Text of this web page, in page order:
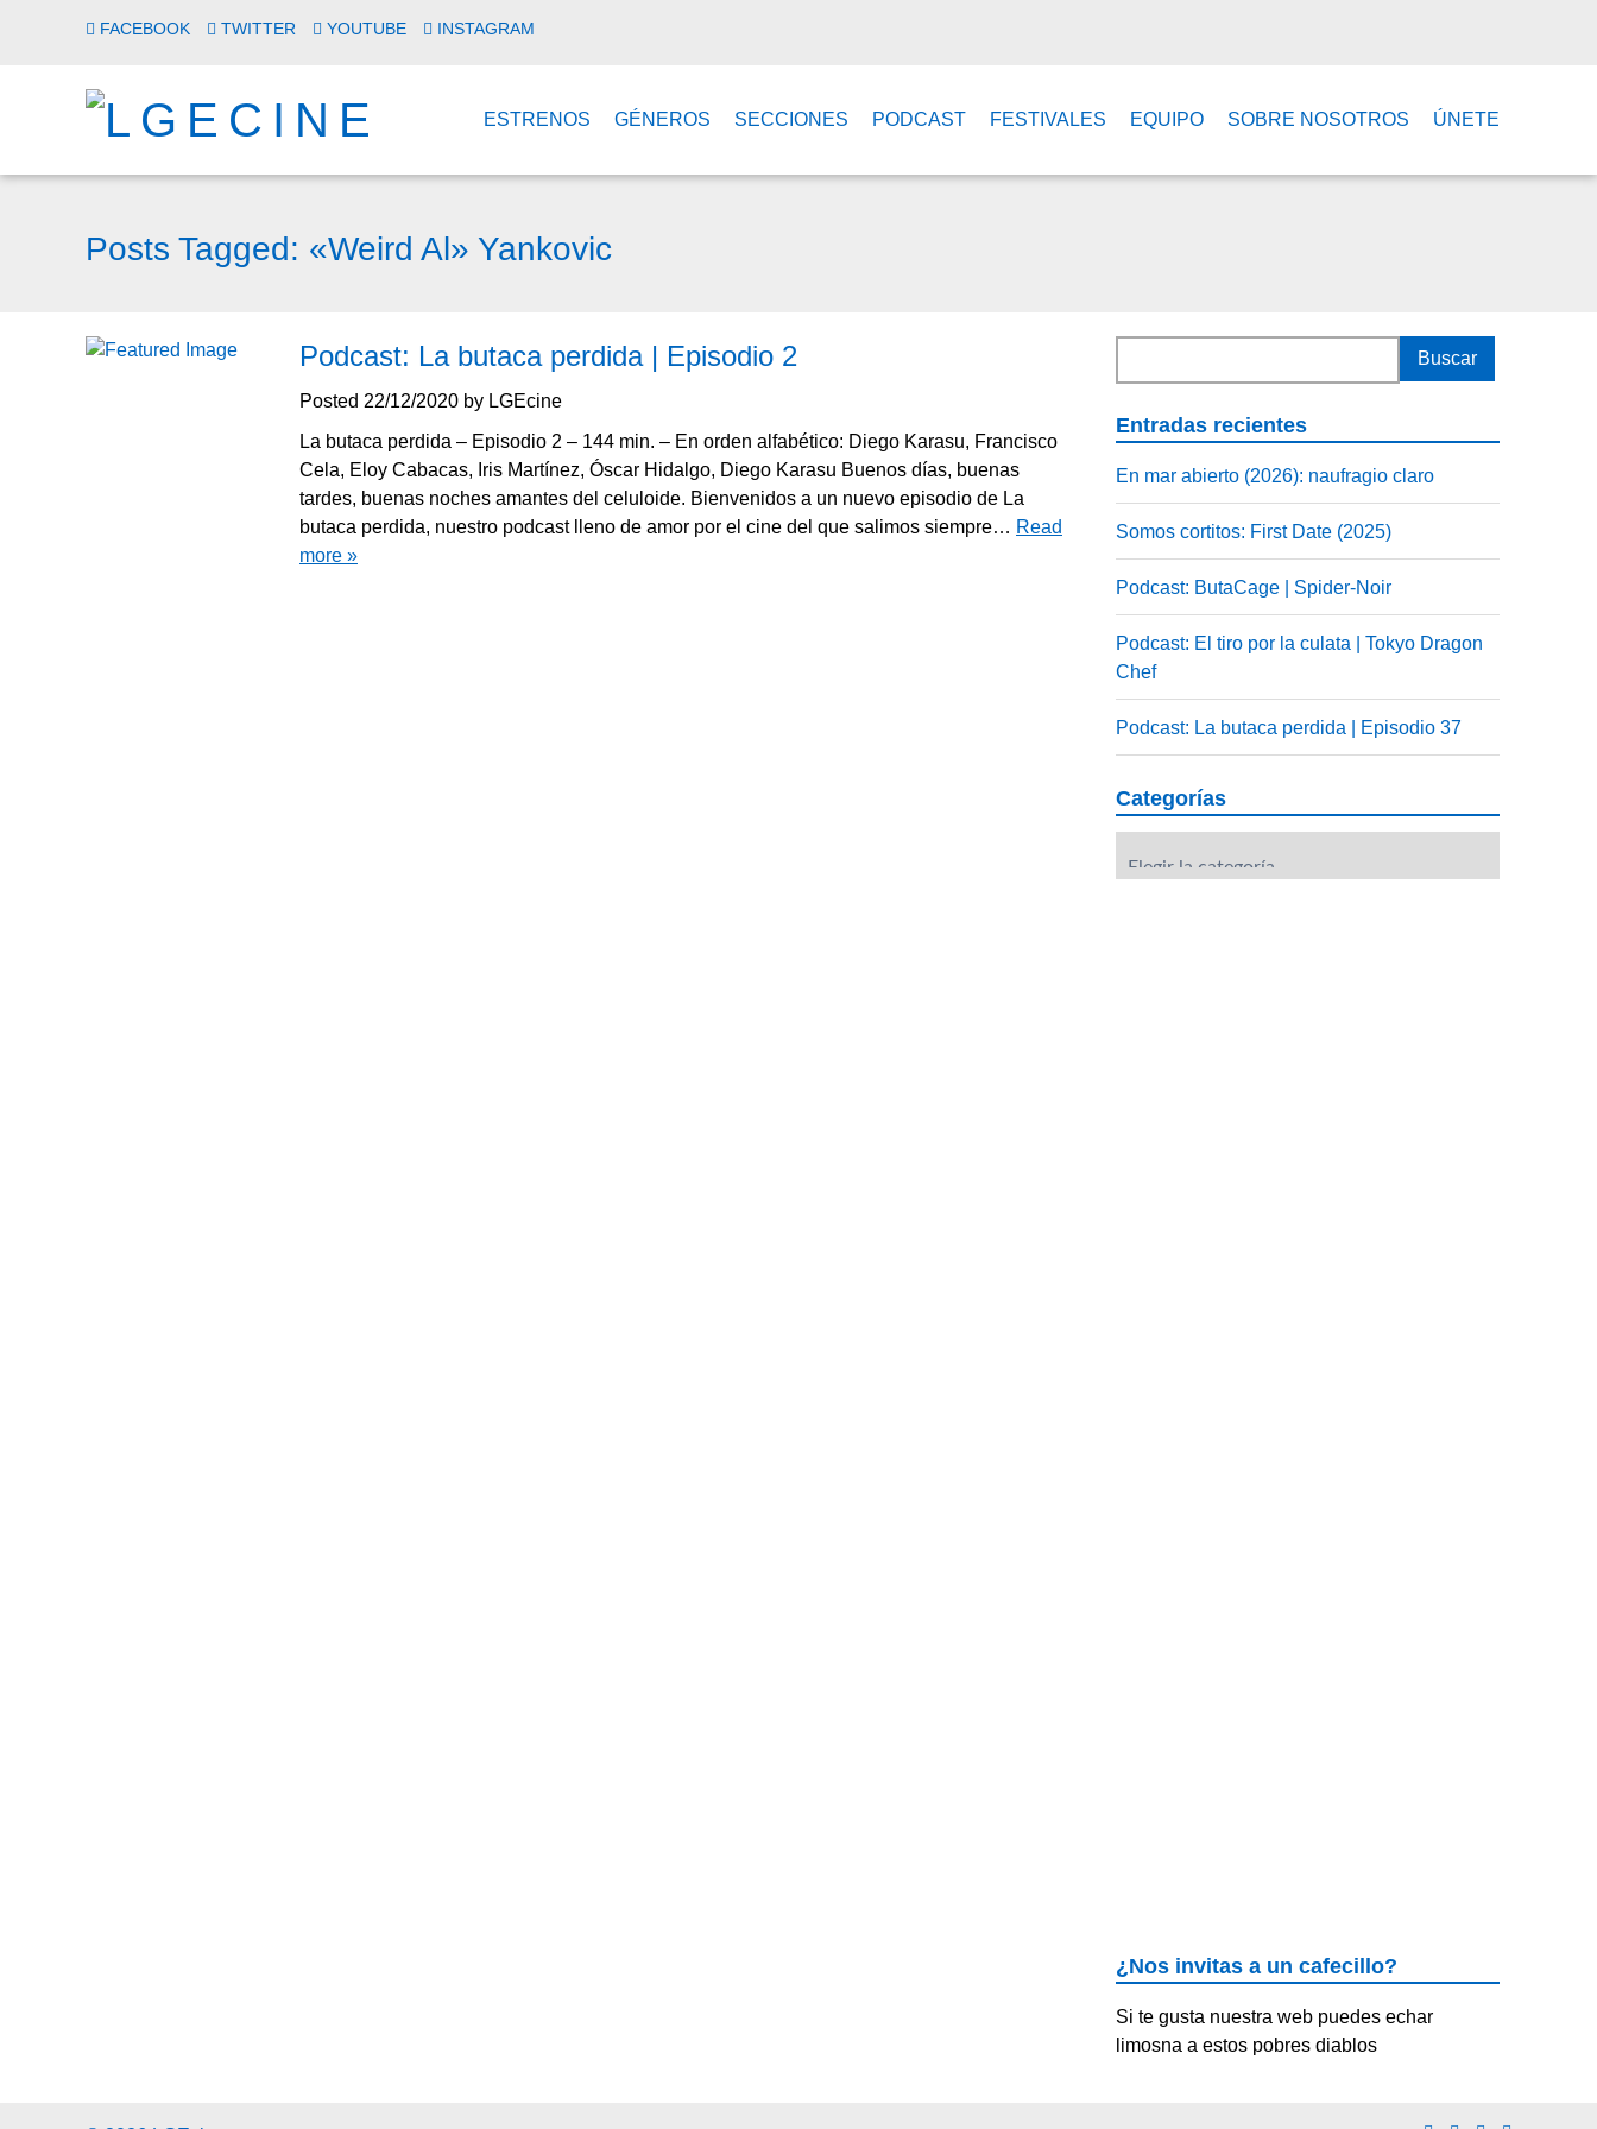
FACEBOOK TWITTER YOUTUBE INSTAGRAM
ESTRENOS GÉNEROS SECCIONES PODCAST FESTIVALES EQUIPO SOBRE NOSOTROS ÚNETE
Posts Tagged: «Weird Al» Yankovic
Podcast: La butaca perdida | Episodio 2
Posted 22/12/2020 by LGEcine
La butaca perdida – Episodio 2 – 144 min. – En orden alfabético: Diego Karasu, Francisco
Cela, Eloy Cabacas, Iris Martínez, Óscar Hidalgo, Diego Karasu Buenos días, buenas
tardes, buenas noches amantes del celuloide. Bienvenidos a un nuevo episodio de La
butaca perdida, nuestro podcast lleno de amor por el cine del que salimos siempre… Read
more »
Entradas recientes
En mar abierto (2026): naufragio claro
Somos cortitos: First Date (2025)
Podcast: ButaCage | Spider-Noir
Podcast: El tiro por la culata | Tokyo Dragon
Chef
Podcast: La butaca perdida | Episodio 37
Categorías
¿Nos invitas a un cafecillo?
Si te gusta nuestra web puedes echar
limosna a estos pobres diablos